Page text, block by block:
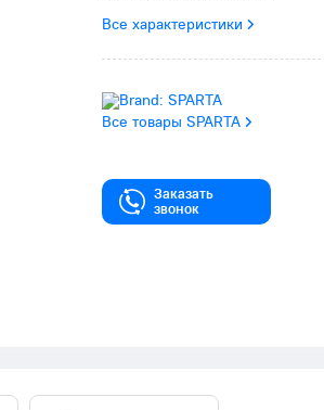
Все характеристики
Все товары SPARTA
Заказать
звонок